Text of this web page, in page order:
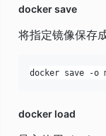
docker save
将指定镜像保存
docker load